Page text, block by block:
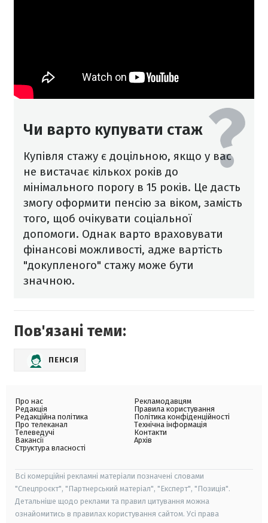
Чи варто купувати стаж
Купівля стажу є доцільною, якщо у вас
не вистачає кількох років до
мінімального порогу в 15 років. Це дасть
змогу оформити пенсію за віком, замість
того, щоб очікувати соціальної
допомоги. Однак варто враховувати
фінансові можливості, адже вартість
"докупленого" стажу може бути
значною.
Пов'язані теми:
ПЕНСІЯ
Про нас
Редакція
Редакційна політика
Про телеканал
Телеведучі
Вакансії
Структура власності
Рекламодавцям
Правила користування
Політика конфіденційності
Технічна інформація
Контакти
Архів
Всі комерційні рекламні матеріали позначені словами
"Спецпроєкт", "Партнерський матеріал", "Експерт", "Позиція".
Детальніше щодо реклами та правил цитування можна
ознайомитись в правилах користування сайтом. Усі права